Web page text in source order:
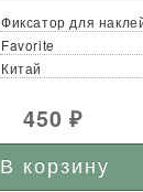
Фиксатор для
Favorite
Китай
450 ₽